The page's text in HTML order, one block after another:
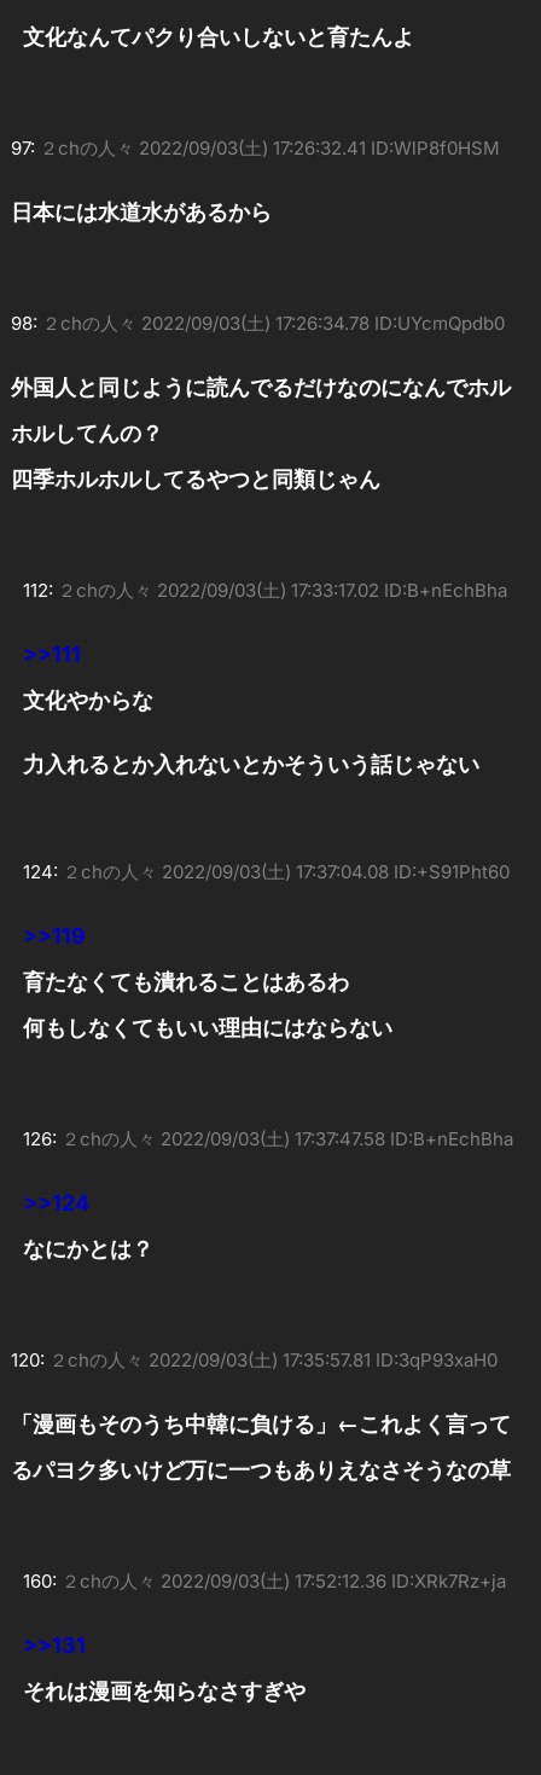
文化なんてパクり合いしないと育たんよ
97: ２chの人々 2022/09/03(土) 17:26:32.41 ID:WlP8f0HSM
日本には水道水があるから
98: ２chの人々 2022/09/03(土) 17:26:34.78 ID:UYcmQpdb0
外国人と同じように読んでるだけなのになんでホル
ホルしてんの？
四季ホルホルしてるやつと同類じゃん
112: ２chの人々 2022/09/03(土) 17:33:17.02 ID:B+nEchBha
>>111
文化やからな
力入れるとか入れないとかそういう話じゃない
124: ２chの人々 2022/09/03(土) 17:37:04.08 ID:+S91Pht60
>>119
育たなくても潰れることはあるわ
何もしなくてもいい理由にはならない
126: ２chの人々 2022/09/03(土) 17:37:47.58 ID:B+nEchBha
>>124
なにかとは？
120: ２chの人々 2022/09/03(土) 17:35:57.81 ID:3qP93xaH0
「漫画もそのうち中韓に負ける」←これよく言って
るパヨク多いけど万に一つもありえなさそうなの草
160: ２chの人々 2022/09/03(土) 17:52:12.36 ID:XRk7Rz+ja
>>131
それは漫画を知らなさすぎや